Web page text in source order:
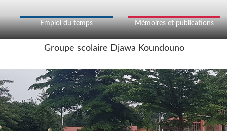
Emploi du temps Mémoires et publications
Groupe scolaire Djawa Koundouno